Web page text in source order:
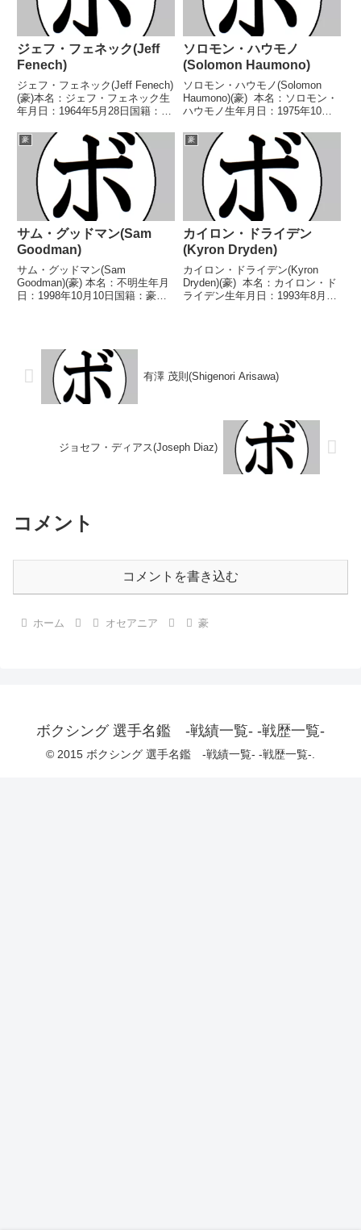
ジェフ・フェネック(Jeff
Fenech)
ジェフ・フェネック(Jeff Fenech)
(豪)本名：ジェフ・フェネック生
年月日：1964年5月28日国籍：豪
【獲得タイトル】豪-サウスウェ
ールズ州バンタム級王座豪州スー
パーフライ級王座豪州フェザー
級...
ソロモン・ハウモノ
(Solomon Haumono)
ソロモン・ハウモノ(Solomon
Haumono)(豪) 本名：ソロモン・
ハウモノ生年月日：1975年10月
(21KO)4敗2分 【獲得タイトル】
豪-ニューサウスウェールズ州ヘ
ビー級王座豪州ヘビー級王座...
豪
サム・グッドマン(Sam
Goodman)
サム・グッドマン(Sam
Goodman)(豪) 本名：不明生年月
日：1998年10月10日国籍：豪戦
ンタム級王座IBFインターコンチ
豪
カイロン・ドライデン
(Kyron Dryden)
カイロン・ドライデン(Kyron
Dryden)(豪) 本名：カイロン・ド
ライデン生年月日：1993年8月17
有澤 茂則(Shigenori Arisawa)
ジョセフ・ディアス(Joseph Diaz)
コメント
コメントを書き込む
ホーム オセアニア 豪
ボクシング 選手名鑑 -戦績一覧- -戦歴一覧-
© 2015 ボクシング 選手名鑑 -戦績一覧- -戦歴一覧-.